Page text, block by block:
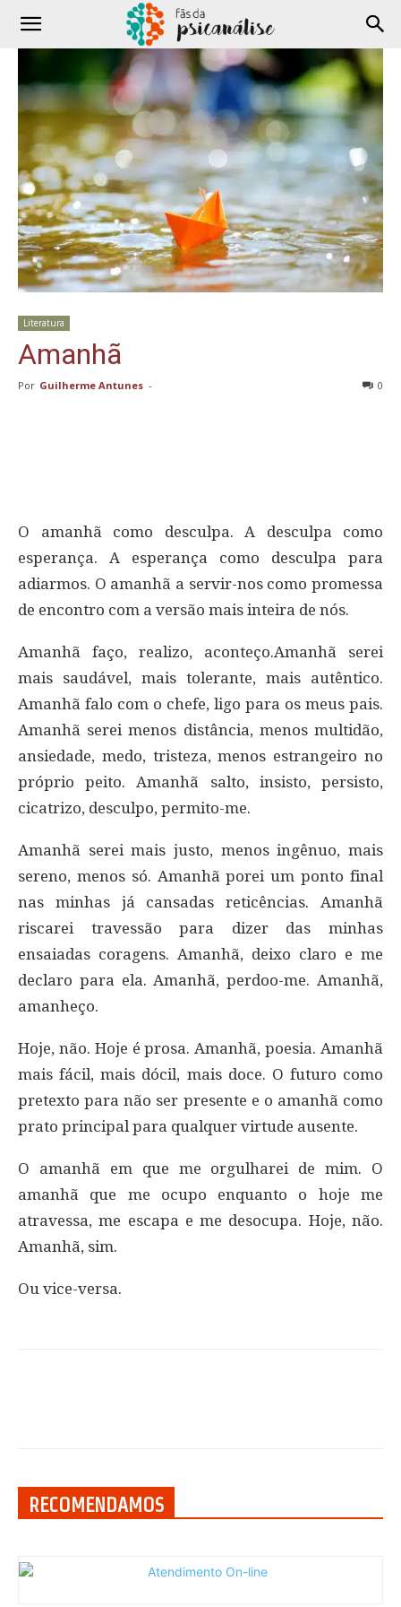
Literatura
Amanhã
Por Guilherme Antunes - 0
O amanhã como desculpa. A desculpa como
esperança. A esperança como desculpa para
adiarmos. O amanhã a servir-nos como promessa
de encontro com a versão mais inteira de nós.
Amanhã faço, realizo, aconteço.Amanhã serei
mais saudável, mais tolerante, mais autêntico.
Amanhã falo com o chefe, ligo para os meus pais.
Amanhã serei menos distância, menos multidão,
ansiedade, medo, tristeza, menos estrangeiro no
próprio peito. Amanhã salto, insisto, persisto,
cicatrizo, desculpo, permito-me.
Amanhã serei mais justo, menos ingênuo, mais
sereno, menos só. Amanhã porei um ponto final
nas minhas já cansadas reticências. Amanhã
riscarei travessão para dizer das minhas
ensaiadas coragens. Amanhã, deixo claro e me
declaro para ela. Amanhã, perdoo-me. Amanhã,
amanheço.
Hoje, não. Hoje é prosa. Amanhã, poesia. Amanhã
mais fácil, mais dócil, mais doce. O futuro como
pretexto para não ser presente e o amanhã como
prato principal para qualquer virtude ausente.
O amanhã em que me orgulharei de mim. O
amanhã que me ocupo enquanto o hoje me
atravessa, me escapa e me desocupa. Hoje, não.
Amanhã, sim.
Ou vice-versa.
RECOMENDAMOS